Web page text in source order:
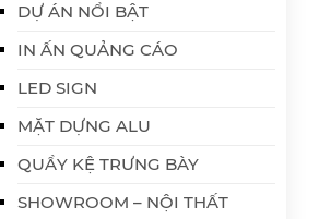
DỰ ÁN NỔI BẬT
IN ẤN QUẢNG CÁO
LED SIGN
MẶT DỰNG ALU
QUẦY KỆ TRƯNG BÀY
SHOWROOM – NỘI THẤT